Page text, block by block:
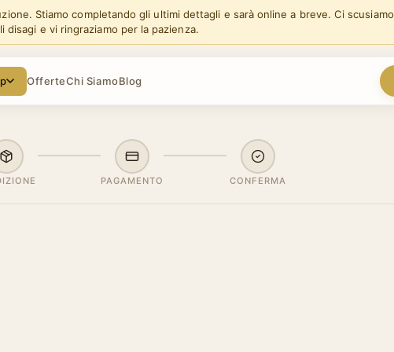
Stiamo completando gli ultimi dettagli e sarà online a breve. Ci scusiamo
disagi e vi ringraziamo per la pazienza.
OfferteChi SiamoBlog
PAGAMENTO CONFERMA